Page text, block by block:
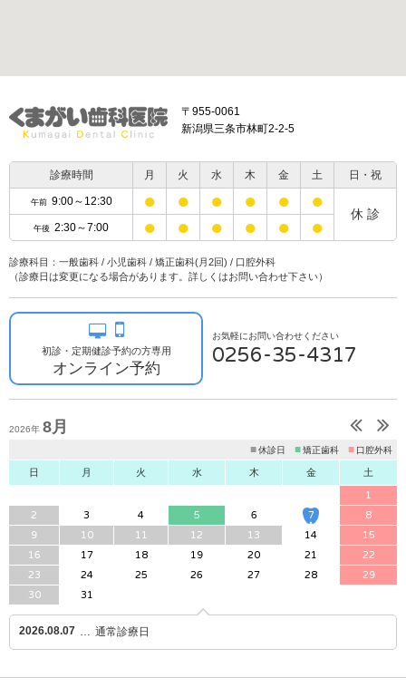
〒955-0061
新潟県三条市林町2-2-5
診療時間 月 火 水 木 金 土 日・祝
午前 9:00～12:30 ● ● ● ● ● ●
休 診
午後 2:30～7:00 ● ● ● ● ● ●
診療科目：一般歯科 / 小児歯科 / 矯正歯科(月2回) / 口腔外科
（診療日は変更になる場合があります。詳しくはお問い合わせ下さい）
初診・定期健診予約の方専用
オンライン予約
お気軽にお問い合わせください
0256-35-4317
2026年 8月
■休診日 ■矯正歯科 ■ 口腔外科
日 月 火 水 木 金 土
1
2
3 4 5 6 7
8
9
10 11 12 13 14
15
16
17 18 19 20 21
22
23
24 25 26 27 28
29
30
31
2026.08.07 通常診療日